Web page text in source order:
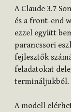
A Claude 3.7
és a front-end
ezzel együtt
parancssori
fejlesztők
feladatokat
termináljukból.
A modell